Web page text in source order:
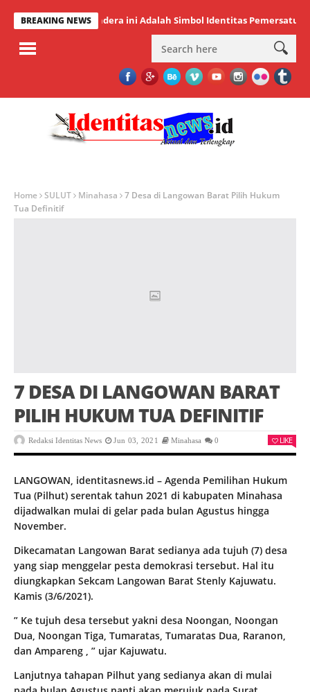
BREAKING NEWS
Kota: Bendera ini Adalah Simbol Identitas Pemersatu Bangsa
Home SULUT Minahasa
7 Desa di Langowan Barat Pilih Hukum
Tua Definitif
7 DESA DI LANGOWAN BARAT
PILIH HUKUM TUA DEFINITIF
Redaksi Identitas News Jun 03, 2021 Minahasa 0 LIKE
LANGOWAN, identitasnews.id – Agenda Pemilihan Hukum
Tua (Pilhut) serentak tahun 2021 di kabupaten Minahasa
dijadwalkan mulai di gelar pada bulan Agustus hingga
November.
Dikecamatan Langowan Barat sedianya ada tujuh (7) desa
yang siap menggelar pesta demokrasi tersebut. Hal itu
diungkapkan Sekcam Langowan Barat Stenly Kajuwatu.
Kamis (3/6/2021).
” Ke tujuh desa tersebut yakni desa Noongan, Noongan
Dua, Noongan Tiga, Tumaratas, Tumaratas Dua, Raranon,
dan Ampareng , ” ujar Kajuwatu.
Lanjutnya tahapan Pilhut yang sedianya akan di mulai